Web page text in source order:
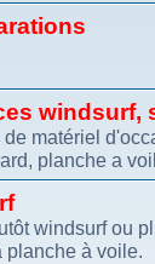
windsurf,
de matériel
planche a
windsurf ou
planche à voile.